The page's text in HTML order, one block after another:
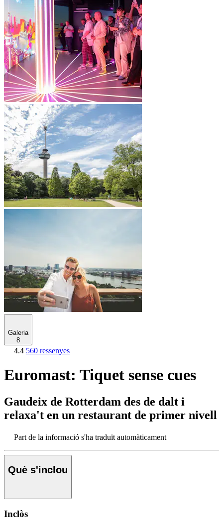
Galeria
8
4.4 560 ressenyes
Euromast: Tiquet sense cues
Gaudeix de Rotterdam des de dalt i
relaxa't en un restaurant de primer nivell
Part de la informació s'ha traduït automàticament
Què s'inclou
Inclòs